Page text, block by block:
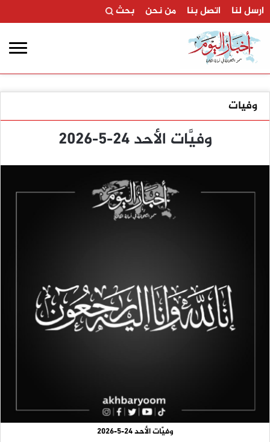
ارسل لنا اتصل بنا من نحن بحث
وفيات
وفيَّات الأحد 24-5-2026
وفيَّات الأحد 24-5-2026